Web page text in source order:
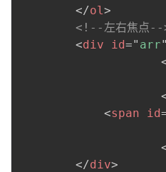
</ol>
<!--左右焦点--
<div id=" arr"
<span id
</div>